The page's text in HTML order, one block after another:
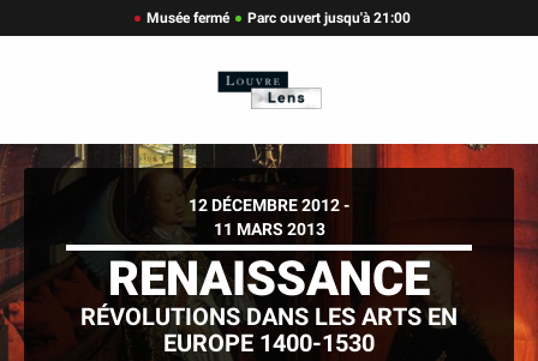
Musée fermé Parc ouvert jusqu'à 21:00
12 DÉCEMBRE 2012 -
11 MARS 2013
RENAISSANCE
RÉVOLUTIONS DANS LES ARTS EN
EUROPE 1400-1530